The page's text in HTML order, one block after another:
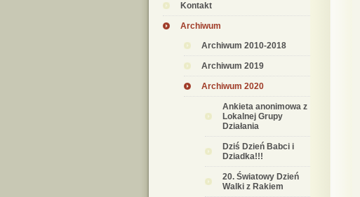
Kontakt
Archiwum
Archiwum 2010-2018
Archiwum 2019
Archiwum 2020
Ankieta anonimowa z
Lokalnej Grupy
Działania
Dziś Dzień Babci i
Dziadka!!!
20. Światowy Dzień
Walki z Rakiem